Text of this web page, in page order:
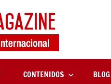
música
internacional
CONTENIDOS BLOG